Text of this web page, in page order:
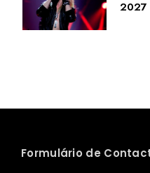
2027
Formulário de